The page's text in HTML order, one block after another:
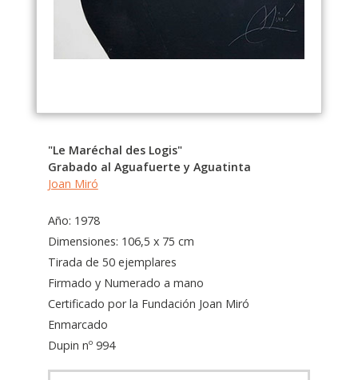
"Le Maréchal des Logis"
Grabado al Aguafuerte y Aguatinta
Joan Miró
Año: 1978
Dimensiones: 106,5 x 75 cm
Tirada de 50 ejemplares
Firmado y Numerado a mano
Certificado por la Fundación Joan Miró
Enmarcado
Dupin nº 994